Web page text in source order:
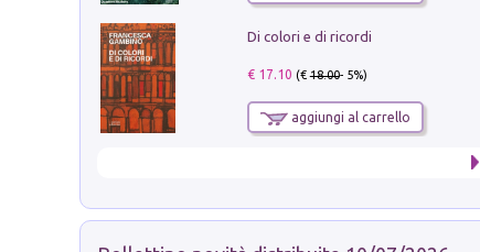
Di colori e di ricordi
€ 17.10 (€18.00- 5%)
aggiungi al carrello